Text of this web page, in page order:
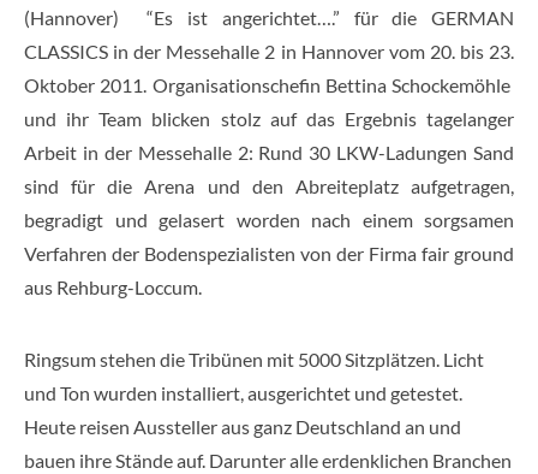
(Hannover) “Es ist angerichtet….” für die GERMAN
CLASSICS in der Messehalle 2 in Hannover vom 20. bis 23.
Oktober 2011. Organisationschefin Bettina Schockemöhle
und ihr Team blicken stolz auf das Ergebnis tagelanger
Arbeit in der Messehalle 2: Rund 30 LKW-Ladungen Sand
sind für die Arena und den Abreiteplatz aufgetragen,
begradigt und gelasert worden nach einem sorgsamen
Verfahren der Bodenspezialisten von der Firma fair ground
aus Rehburg-Loccum.
Ringsum stehen die Tribünen mit 5000 Sitzplätzen. Licht
und Ton wurden installiert, ausgerichtet und getestet.
Heute reisen Aussteller aus ganz Deutschland an und
bauen ihre Stände auf. Darunter alle erdenklichen Branchen